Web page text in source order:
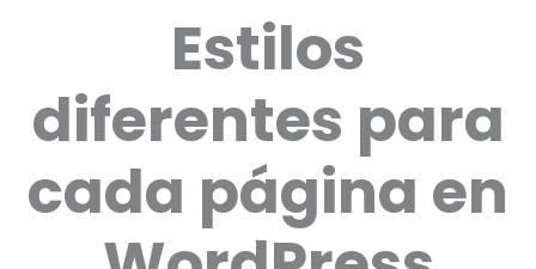
Estilos
diferentes para
cada página en